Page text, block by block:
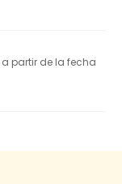
a partir de la fecha